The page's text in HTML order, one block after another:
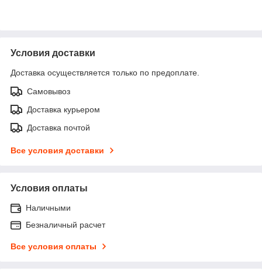
Условия доставки
Доставка осуществляется только по предоплате.
Самовывоз
Доставка курьером
Доставка почтой
Все условия доставки
Условия оплаты
Наличными
Безналичный расчет
Все условия оплаты